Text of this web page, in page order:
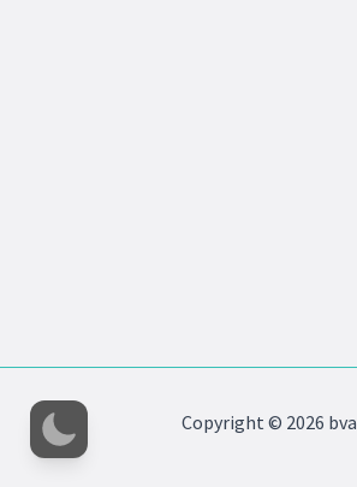
Copyright © 2026 bva